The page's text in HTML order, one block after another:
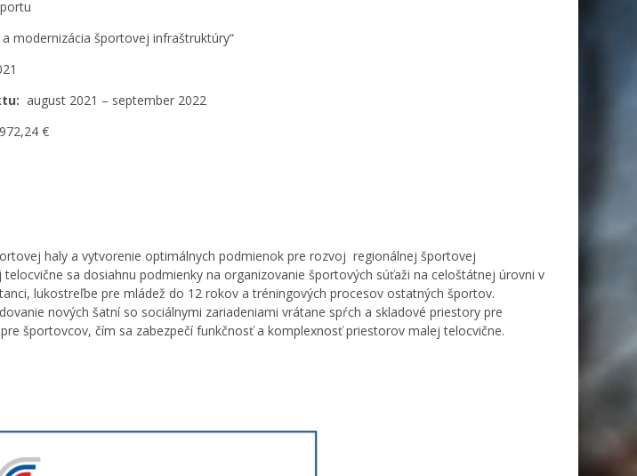
modernizácia športovej infraštruktúry“
august 2021 – september 2022
€
haly a vytvorenie optimálnych podmienok pre rozvoj regionálnej športovej
sa dosiahnu podmienky na organizovanie športových súťaži na celoštátnej úrovni v
lukostreľbe pre mládež do 12 rokov a tréningových procesov ostatných športov.
nových šatní so sociálnymi zariadeniami vrátane spŕch a skladové priestory pre
športovcov, čím sa zabezpečí funkčnosť a komplexnosť priestorov malej telocvične.